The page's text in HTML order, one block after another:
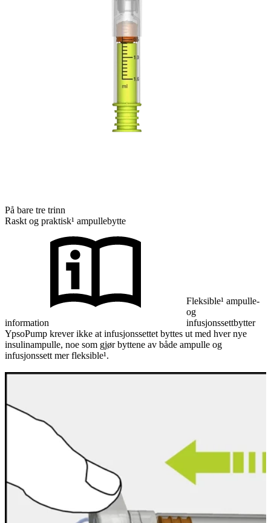
På bare tre trinn
Raskt og praktisk¹ ampullebytte
information
Fleksible¹ ampulle-
og
infusjonssettbytter
YpsoPump krever ikke at infusjonssettet byttes ut med hver nye
insulinampulle, noe som gjør byttene av både ampulle og
infusjonssett mer fleksible¹.